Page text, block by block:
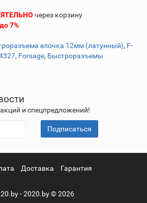
через корзину
7%
елочка 12мм (латунный), F-
, Forsage, Быстроразъемы
и спецпредложений!
Подписаться
Доставка Гарантия
- 2020.by © 2026